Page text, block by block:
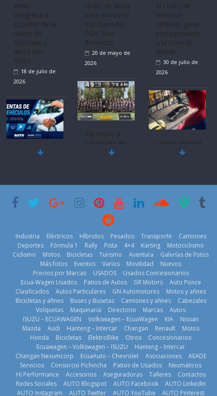
Volvo
reingresa a
Ecuador de la
mano de
Inchcape y
lanza dos
PHEV
18 de julio de
2026
Mercado
historia
11 de julio de
BMW, Toyota,
Bosch y
prueban flota
que usa
gasolina 100%
renovable
25 de julio de
2026
Quito se alista
para un nuevo
Kia Open del
PGA Tour
Americas
20 de mayo de
2026
Kia reúne a
jugadores de
fútbol de todo
2026
La Vuelta al
Ecuador 2026,
edición 47ª,
recorre 7
provincias en 8
días
1 de agosto de
2026
El costo de
tener un
vehículo gana
protagonismo
a la hora de
decidir
30 de julio de
2026
Ultima película
‘Spider‑Man:
29 de julio de
¿Qué puede
pasar con tu
vehículo si
permanece
varios días sin
usar?
3 de agosto de
2026
Industria Eléctricos Híbridos Pesados Transporte
Camiones
Deportes
Fórmula 1 Rally Pista 4×4 Karting
Motociclismo
Ciclismo
Motos Bicicletas Turismo Aventura
Galerías de Fotos
Más fotos
Eventos Varios Movilidad
Nuevos
Precios por Marcas
USADOS
Usados Concesionarios
Ecua-Wagen Usados
Patios de Autos GR Motors
Auto Ponce
Clasificados
Autos Particulares GN Automotores
Motos y afines
Bicicletas y afines
Buses y Busetas Camiones y afines
Cabezales
Volquetas
Maquinaria Directorio Marcas
Autos
ISUZU – ECUAWAGEN
Volkswagen – EcuaWagen KIA
Nissan
Mazda
Audi Hanteng – Intercar Changan Renault
Motos
Honda
Bicicletas ElektroBike Otros
Concesionarios
Ecuawagen – Volkswagen – ISUZU
Hanteng – Intercar
Changan Nexumcorp
EcuaAuto – Chevrolet Asociaciones
AEADE
Servicios
Consorcio Pichincha Patios de Usados
Neumáticos
Hi Performance
Accesorios Aseguradoras Talleres
Contactos
Redes Sociales
AUTO Blogspot AUTO Facebook
AUTO LinkedIn
AUTO Instagram
AUTO Twitter AUTO YouTube AUTO Pinterest